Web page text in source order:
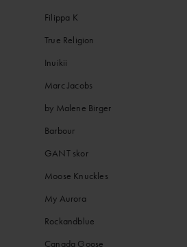
Filippa K
True Religion
Inuikii
Marc Jacobs
by Malene Birger
Barbour
GANT skor
Moose Knuckles
My Aurora
Rockandblue
Canada Goose